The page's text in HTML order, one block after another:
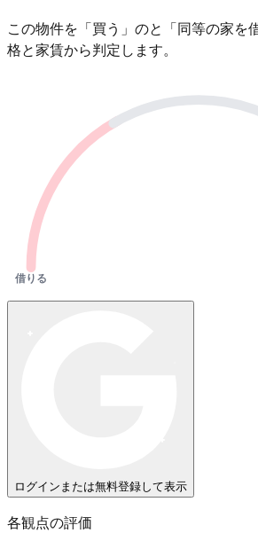
この物件を「買う」のと「同等の家を
格と家賃から判定します。
借りる
ログインまたは無料登録して表示
各観点の評価